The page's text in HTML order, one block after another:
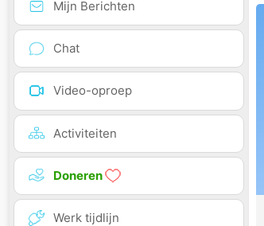
Mijn Berichten
Chat
Video-oproep
Activiteiten
Doneren
Werk tijdlijn